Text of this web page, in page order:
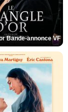
Bande-annonce VF